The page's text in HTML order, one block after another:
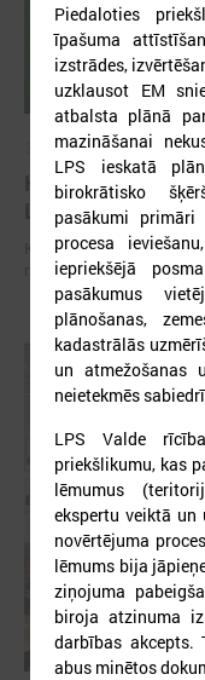
2026. gada 01. jūlijs
Komitejā
Latvijā un
Komitejā diskutē par
risinājumiem
Piedaloties
īpašuma
izstrādes,
uzklausot EM
atbalsta plānā
mazināšanai
LPS ieskatā
birokrātisko
pasākumi
procesa
iepriekšējā
pasākumus
plānošanas,
kadastrālās
un atmežošanas
neietekmēs
LPS Valde
priekšlikumu, kas
lēmumus
ekspertu veiktā
novērtējuma
lēmums bija
ziņojuma
biroja atzinuma
darbības akcepts.
abus minētos